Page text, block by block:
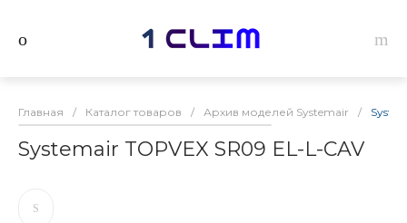
Главная / Каталог товаров / Архив моделей Systemair /
Systemair TOPVEX SR09 EL-L-CAV